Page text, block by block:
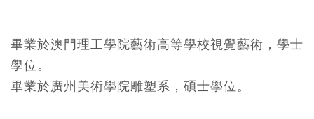
畢業於澳門理工學院藝術高等學校視覺藝術，學士
學位。
畢業於廣州美術學院雕塑系，碩士學位。